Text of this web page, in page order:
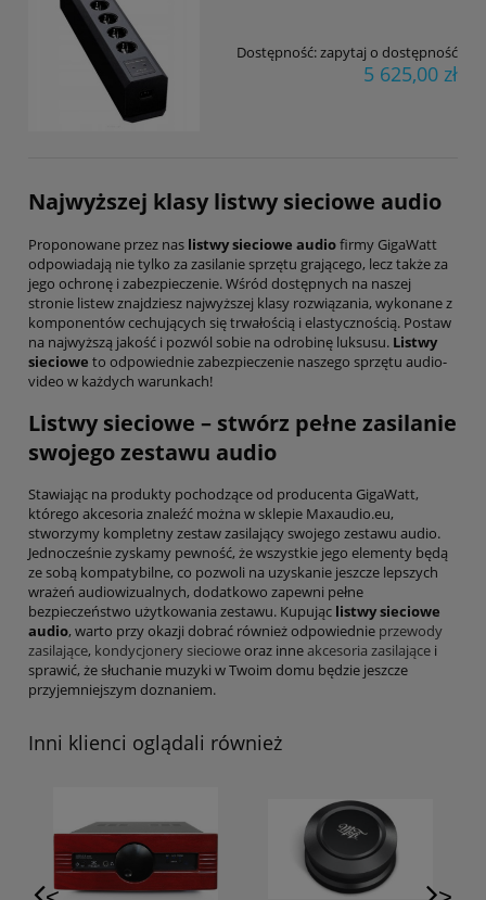
Dostępność:zapytaj o dostępność
5 625,00 zł
Najwyższej klasy listwy sieciowe audio
Proponowane przez nas listwy sieciowe audiofirmy GigaWatt
odpowiadają nie tylko za zasilanie sprzętu grającego, lecz także za
jego ochronę i zabezpieczenie. Wśród dostępnych na naszej
stronie listew znajdziesz najwyższej klasy rozwiązania, wykonane z
komponentów cechujących się trwałością i elastycznością. Postaw
na najwyższą jakość i pozwól sobie na odrobinę luksusu. Listwy
sieciowe to odpowiednie zabezpieczenie naszego sprzętu audio-
video w każdych warunkach!
Listwy sieciowe – stwórz pełne zasilanie
swojego zestawu audio
Stawiając na produkty pochodzące od producenta GigaWatt,
którego akcesoria znaleźć można w sklepie Maxaudio.eu,
stworzymy kompletny zestaw zasilający swojego zestawu audio.
Jednocześnie zyskamy pewność, że wszystkie jego elementy będą
ze sobą kompatybilne, co pozwoli na uzyskanie jeszcze lepszych
wrażeń audiowizualnych, dodatkowo zapewni pełne
bezpieczeństwo użytkowania zestawu. Kupując listwy sieciowe
audio, warto przy okazji dobrać również odpowiednie przewody
zasilające, kondycjonery siecioweoraz inneakcesoria zasilające i
sprawić, że słuchanie muzyki w Twoim domu będzie jeszcze
przyjemniejszym doznaniem.
Inni klienci oglądali również